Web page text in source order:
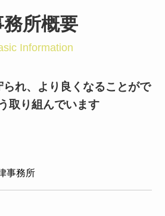
務所概要
Information
れ、より良くなることがで
取り組んでいます
事務所